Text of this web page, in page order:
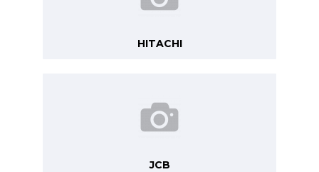
HITACHI
JCB